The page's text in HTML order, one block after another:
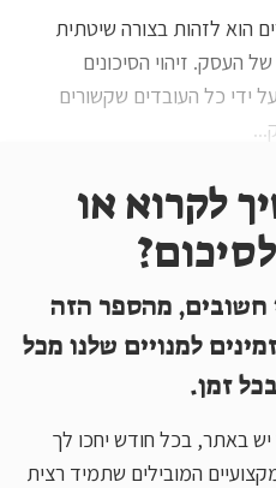
הוא לזהות בצורה שיטתית
העסק. זיהוי הסיכונים
ידי כל העובדים שקשורים
לקרוא או
חשובים, מהספר הזה
למנויים שלנו מכל
זמן.
שכבר יש באתר, בכל חודש יחכו לך
המובילים שתמיד רצית